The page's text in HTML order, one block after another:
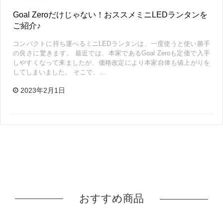
Goal Zeroだけじゃない！おススメミニLEDランタンを
ご紹介♪
コンパクトに持ち運べるミニLEDランタンは、一度使うと使い勝手
の良さに驚きます。 最近では、本家であるGoal Zeroも定価で入手
しやすくなって来ましたが、価格改定により本家自体も値上がりを
してしまいました。 そこで、…
2023年2月1日
おすすめ商品